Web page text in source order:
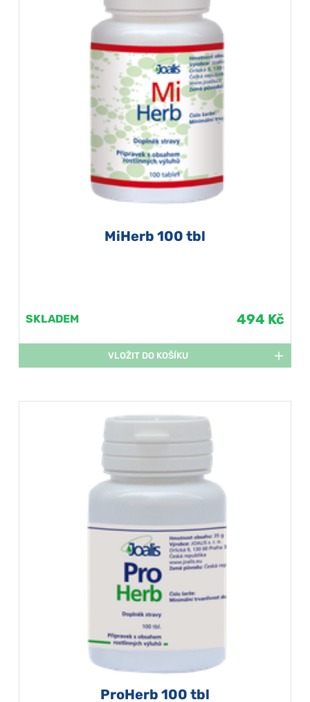
MiHerb 100 tbl
SKLADEM 494 Kč
VLOŽIT DO KOŠÍKU
ProHerb 100 tbl